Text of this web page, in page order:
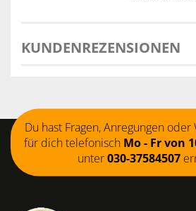
KUNDENREZENSIONEN
Du hast Fragen, Anregungen oder
für dich telefonisch Mo - Fr von
unter030-37584507